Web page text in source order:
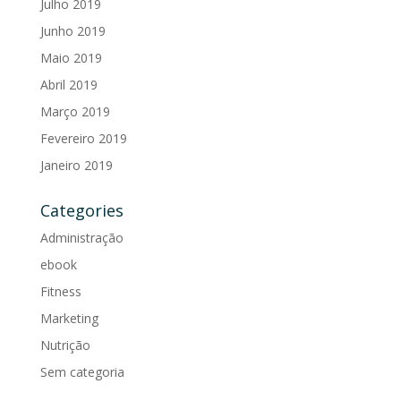
Julho 2019
Junho 2019
Maio 2019
Abril 2019
Março 2019
Fevereiro 2019
Janeiro 2019
Categories
Administração
ebook
Fitness
Marketing
Nutrição
Sem categoria